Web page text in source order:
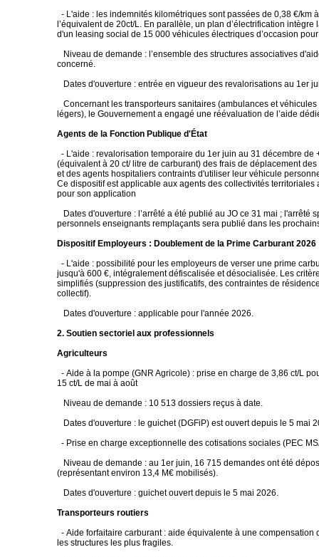
- L'aide : les indemnités kilométriques sont passées de 0,38 €/km
l’équivalent de 20ct/L. En parallèle, un plan d’électrification intègre
d'un leasing social de 15 000 véhicules électriques d’occasion
Niveau de demande : l’ensemble des structures associatives
concerné.
Dates d'ouverture : entrée en vigueur des revalorisations au 1er
Concernant les transporteurs sanitaires (ambulances et
légers), le Gouvernement a engagé une réévaluation de l’aide
Agents de la Fonction Publique d'État
- L'aide : revalorisation temporaire du 1er juin au 31 décembre de
(équivalent à 20 ct/ litre de carburant) des frais de déplacement
et des agents hospitaliers contraints d'utiliser leur véhicule
Ce dispositif est applicable aux agents des collectivités territoriales
pour son application
Dates d'ouverture : l’arrêté a été publié au JO ce 31 mai ; l'arrêté
personnels enseignants remplaçants sera publié dans les
Dispositif Employeurs : Doublement de la Prime Carburant 2026
- L'aide : possibilité pour les employeurs de verser une prime
jusqu'à 600 €, intégralement défiscalisée et désocialisée. Les
simplifiés (suppression des justificatifs, des contraintes de
collectif).
Dates d'ouverture : applicable pour l'année 2026.
2. Soutien sectoriel aux professionnels
Agriculteurs
- Aide à la pompe (GNR Agricole) : prise en charge de 3,86 ct/L
15 ct/L de mai à août
Niveau de demande : 10 513 dossiers reçus à date.
Dates d'ouverture : le guichet (DGFiP) est ouvert depuis le 5 mai
- Prise en charge exceptionnelle des cotisations sociales (PEC
Niveau de demande : au 1er juin, 16 715 demandes ont été
(représentant environ 13,4 M€ mobilisés).
Dates d'ouverture : guichet ouvert depuis le 5 mai 2026.
Transporteurs routiers
- Aide forfaitaire carburant : aide équivalente à une compensation
les structures les plus fragiles.